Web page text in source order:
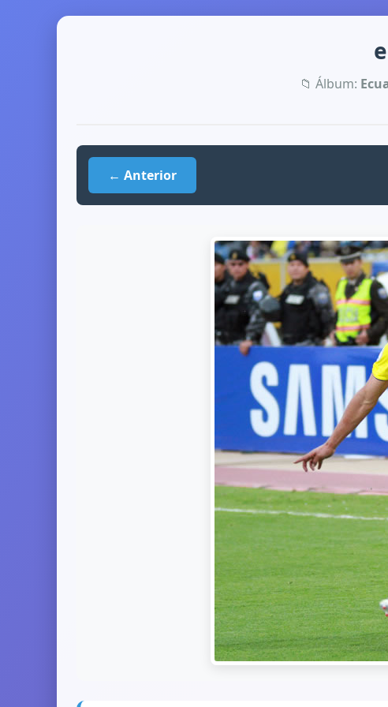
📁 Álbum:
← Anterior